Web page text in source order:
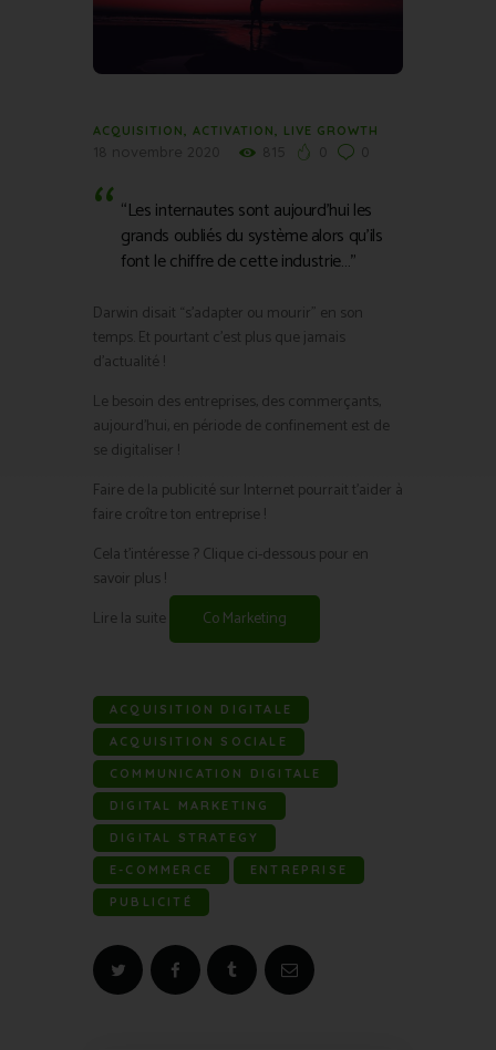
ACQUISITION, ACTIVATION, LIVE GROWTH
“Les internautes sont aujourd’hui les
grands oubliés du système alors qu’ils
font le chiffre de cette industrie…”
Darwin disait “s’adapter ou mourir” en son
temps. Et pourtant c’est plus que jamais
d’actualité !
Le besoin des entreprises, des commerçants,
aujourd’hui, en période de confinement est de
se digitaliser !
Faire de la publicité sur Internet pourrait t’aider à
faire croître ton entreprise !
Cela t’intéresse ? Clique ci-dessous pour en
savoir plus !
Lire la suite
Co Marketing
ACQUISITION DIGITALE
ACQUISITION SOCIALE
COMMUNICATION DIGITALE
DIGITAL MARKETING
DIGITAL STRATEGY
E-COMMERCE ENTREPRISE
PUBLICITÉ